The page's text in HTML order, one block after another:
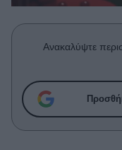
Συνεντεύξεις
Ask the Guru
Success Stories
Ανακαλύψτε